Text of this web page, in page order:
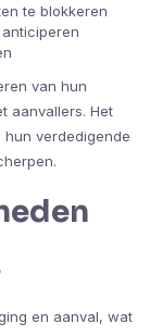
te blokkeren
van hun
aanvallers. Het
verdedigende
en aanval, wat